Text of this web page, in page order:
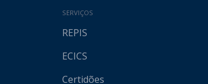
SERVIÇOS
REPIS
ECICS
Certidões